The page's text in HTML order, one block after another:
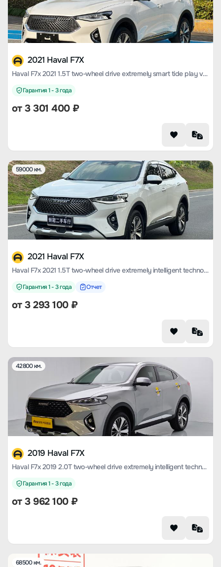
2021 Haval F7X
Haval F7x 2021 1.5T two-wheel drive extremely smart tide play version
Гарантия 1 - 3 года
от3 301 400₽
59000 км.
2021 Haval F7X
Haval F7x 2021 1.5T two-wheel drive extremely intelligent technology version
Гарантия 1 - 3 года Отчет
от3 293 100₽
42800 км.
2019 Haval F7X
Haval F7x 2019 2.0T two-wheel drive extremely intelligent technology version
Гарантия 1 - 3 года
от3 962 100₽
68500 км.